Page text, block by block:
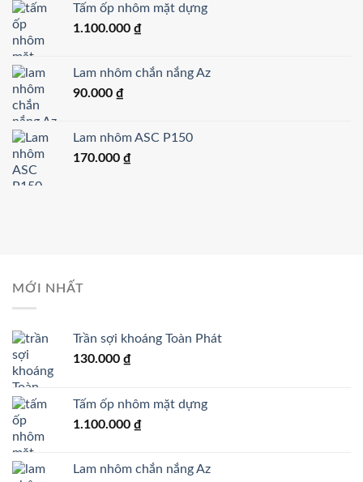
Tấm ốp nhôm mặt dựng
1.100.000 ₫
Lam nhôm chắn nắng Az
90.000 ₫
Lam nhôm ASC P150
170.000 ₫
MỚI NHẤT
Trần sợi khoáng Toàn Phát
130.000 ₫
Tấm ốp nhôm mặt dựng
1.100.000 ₫
Lam nhôm chắn nắng Az